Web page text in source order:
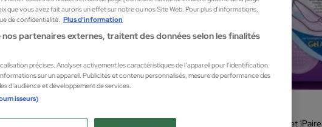
Protège-talon Party Feet 1Paire
que vous avez fait aurons un effet sur notre ou nos Site Web. Pour plus d’informations,
de confidentialité. Plus d'information
nos partenaires externes, traitent des données selon les finalités
précises. Analyser activement les caractéristiques de l’appareil pour l’identification.
sur un appareil. Publicités et contenu personnalisés, mesure de performance des
d’audience et développement de services.